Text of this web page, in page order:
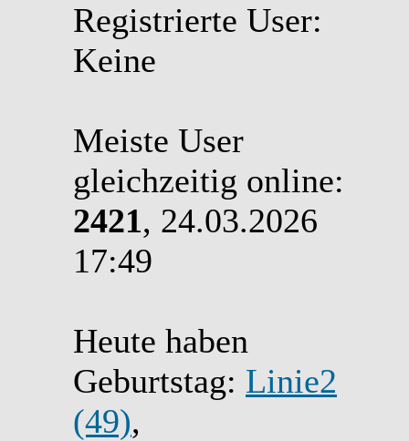
Registrierte User:
Keine
Meiste User
gleichzeitig online:
2421, 24.03.2026
17:49
Heute haben
Geburtstag: Linie2
(49),